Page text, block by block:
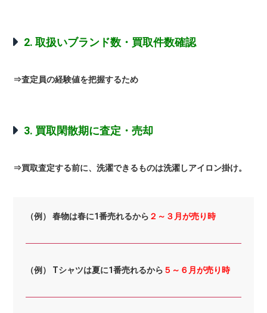
2. 取扱いブランド数・買取件数確認
⇒査定員の経験値を把握するため
3. 買取閑散期に査定・売却
⇒買取査定する前に、洗濯できるものは洗濯しアイロン掛け。
（例） 春物は春に1番売れるから ２～３月が売り時
（例） Tシャツは夏に1番売れるから ５～６月が売り時